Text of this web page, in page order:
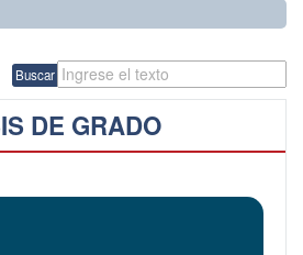
Buscar
DE GRADO